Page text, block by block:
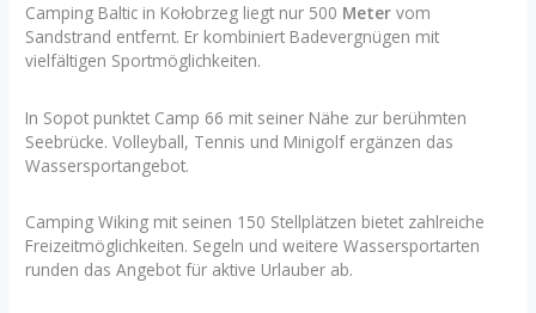
Camping Baltic in Kołobrzeg liegt nur 500 Meter vom
Sandstrand entfernt. Er kombiniert Badevergnügen mit
vielfältigen Sportmöglichkeiten.
In Sopot punktet Camp 66 mit seiner Nähe zur berühmten
Seebrücke. Volleyball, Tennis und Minigolf ergänzen das
Wassersportangebot.
Camping Wiking mit seinen 150 Stellplätzen bietet zahlreiche
Freizeitmöglichkeiten. Segeln und weitere Wassersportarten
runden das Angebot für aktive Urlauber ab.